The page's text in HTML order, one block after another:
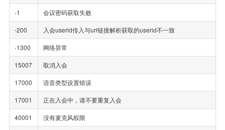
-1 会议密码获取失败
-200 入会userid传入与url链接解析获取的userid不一致
-1300 网络异常
15007 取消入会
17000 语音类型设置错误
17001 正在入会中，请不要重复入会
40001 没有麦克风权限